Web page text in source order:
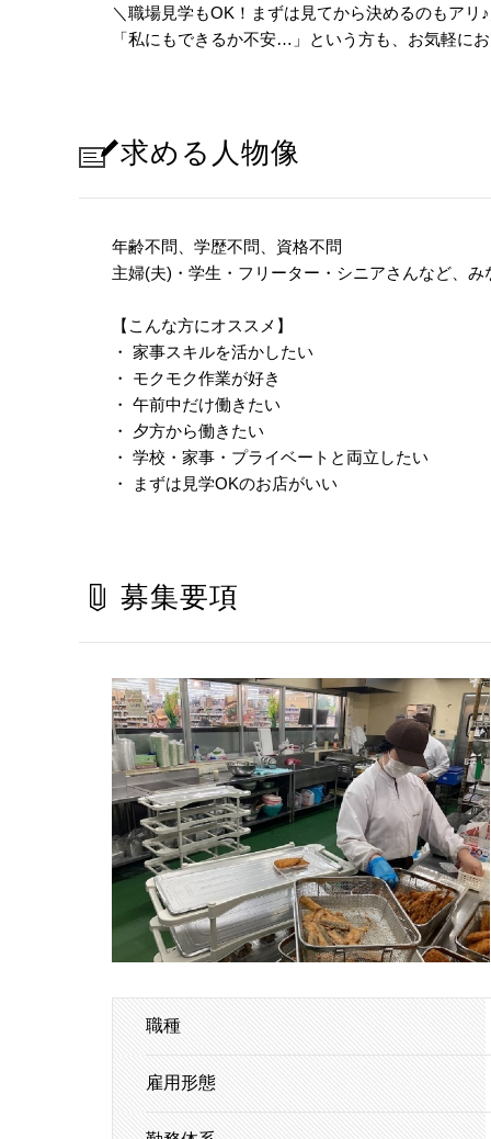
＼職場見学もOK！まずは見てから決めるのもアリ ♪
「私にもできるか不安…」という方も、お気軽に
求める人物像
年齢不問、学歴不問、資格不問
主婦(夫)・学生・フリーター・シニアさんなど、み
【こんな方にオススメ】
・ 家事スキルを活かしたい
・ モクモク作業が好き
・ 午前中だけ働きたい
・ 夕方から働きたい
・ 学校・家事・プライベートと両立したい
・ まずは見学OKのお店がいい
募集要項
職種
雇用形態